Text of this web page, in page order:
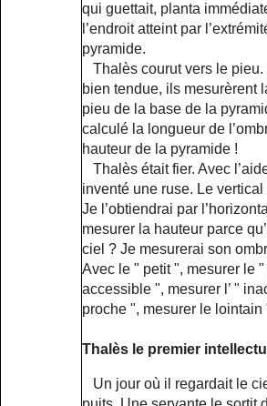
qui guettait, planta
l’endroit atteint par
pyramide.
Thalès courut vers le pieu.
bien tendue, ils mesurèrent
pieu de la base de la
calculé la longueur de
hauteur de la pyramide !
Thalès était fier. Avec
inventé une ruse. Le
Je l’obtiendrai par
mesurer la hauteur parce
ciel ? Je mesurerai son
Avec le " petit ", mesurer le "
accessible ", mesurer l’ "
proche ", mesurer le lointain
Thalès le premier
Un jour où il regardait le